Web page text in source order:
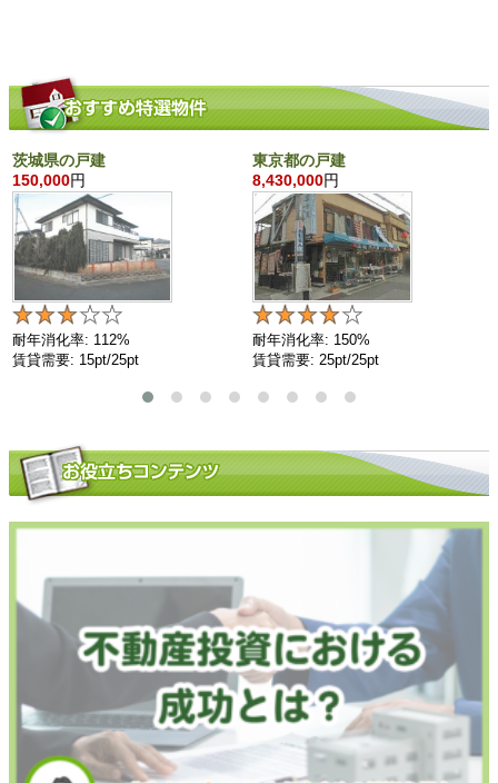
茨城県の戸建
150,000円
耐年消化率: 112%
賃貸需要: 15pt/25pt
東京都の戸建
8,430,000円
耐年消化率: 150%
賃貸需要: 25pt/25pt